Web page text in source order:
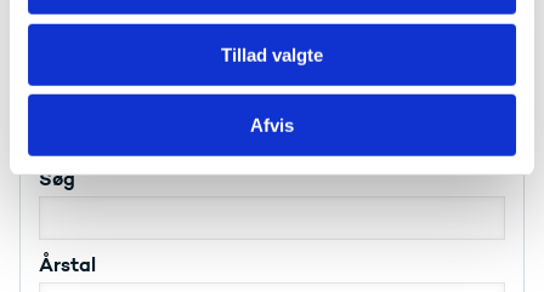
Tillad valgte
Afvis
1 2 3 4 5 6 7 8 9 10 »
Søg
Årstal